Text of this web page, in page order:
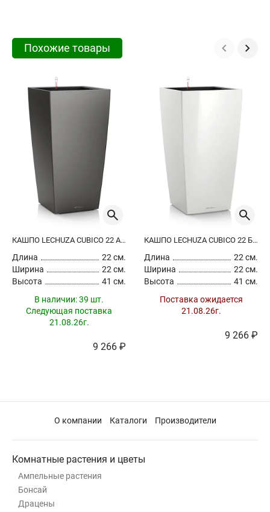
Похожие товары
КАШПО LECHUZA CUBICO 22 АНТРАЦИТОВЫЙ МЕТАЛЛИК
Длина
22 см.
Ширина
22 см.
Высота
41 см.
В наличии:39 шт.
Следующая поставка
21.08.26г.
9 266 ₽
КАШПО LECHUZA CUBICO 22 БЕЛЫЙ ЛАКИРОВАННЫЙ
Длина
22 см.
Ширина
22 см.
Высота
41 см.
Поставка ожидается
21.08.26г.
9 266 ₽
О компании Каталоги Производители
Комнатные растения и цветы
Ампельные растения
Бонсай
Драцены